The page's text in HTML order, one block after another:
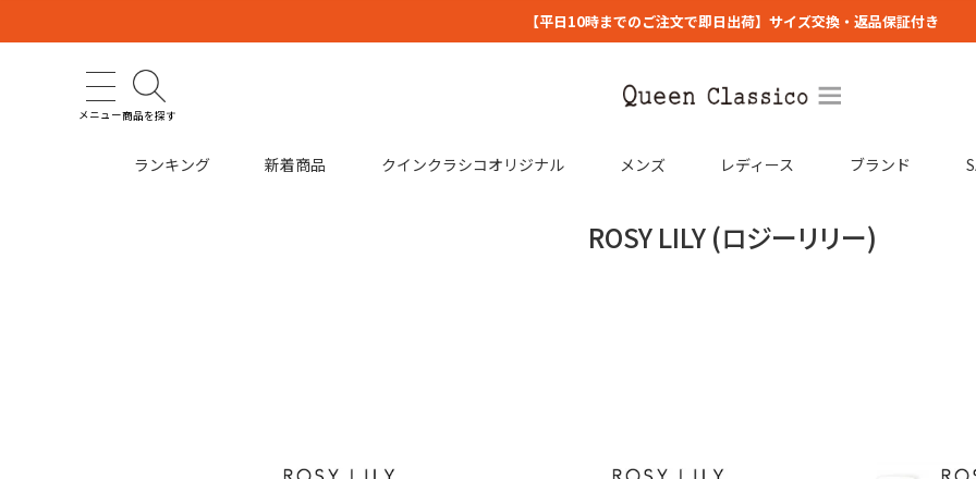
【平日10時までのご注文で即日出荷】サイズ交換・返品保証付き
メニュー商品を探す
ランキング 新着商品 クインクラシコオリジナル メンズ レディース ブランド
ROSY LILY (ロジーリリー)